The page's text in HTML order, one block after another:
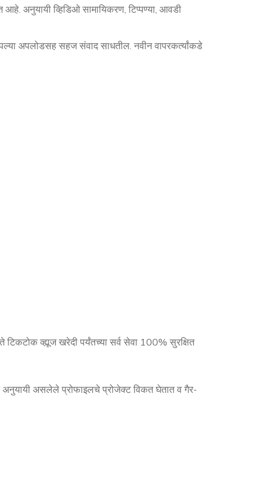
अनुयायी व्हिडिओ सामायिकरण, टिप्पण्या, आवडी
अपलोडसह सहज संवाद साधतील. नवीन वापरकर्त्यांकडे
व्ह्यूज खरेदी पर्यंतच्या सर्व सेवा 100% सुरक्षित
अनुयायी असलेले प्रोफाइलचे प्रोजेक्ट विकत घेतात व गैर-